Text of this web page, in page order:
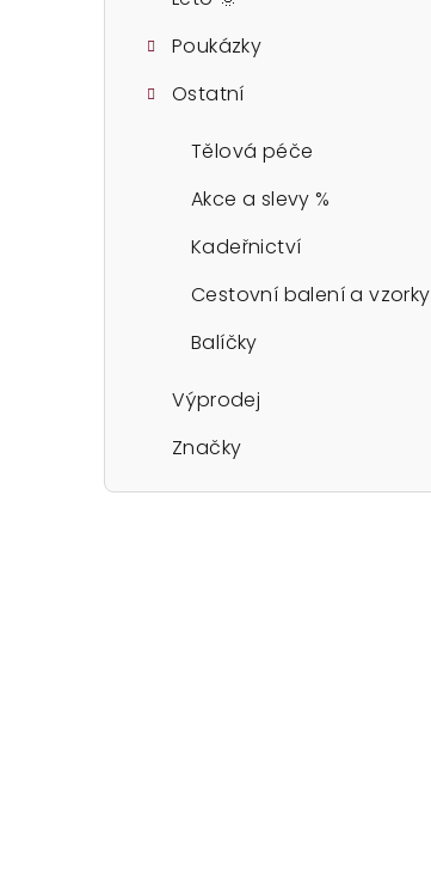
Poukázky
Ostatní
Tělová péče
Akce a slevy %
Kadeřnictví
Cestovní balení a vzorky
Balíčky
Výprodej
Značky